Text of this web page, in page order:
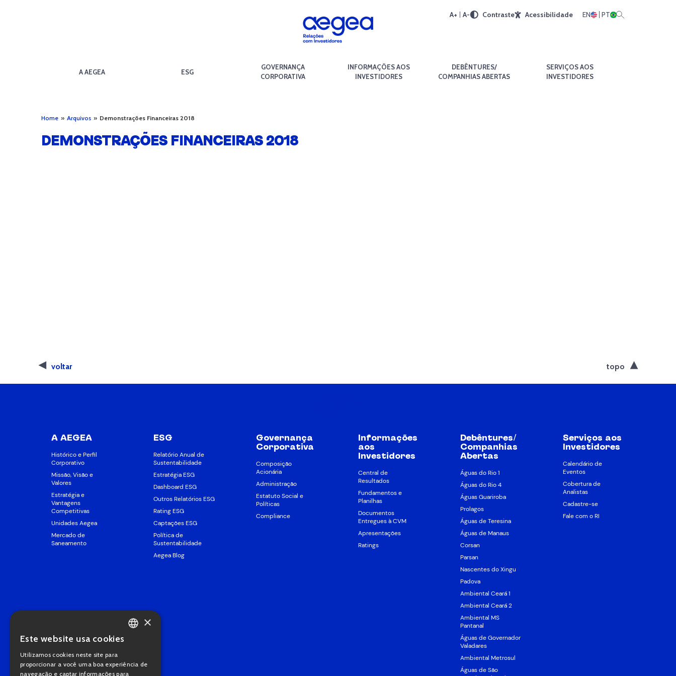
A+ A- Contraste Acessibilidade EN PT
A AEGEA ESG
GOVERNANÇA
CORPORATIVA
INFORMAÇÕES AOS
INVESTIDORES
DEBÊNTURES/
COMPANHIAS ABERTAS
SERVIÇOS AOS
INVESTIDORES
Home » Arquivos » Demonstrações Financeiras 2018
DEMONSTRAÇÕES FINANCEIRAS 2018
voltar topo
A AEGEA
Histórico e Perfil
Corporativo
Missão, Visão e
Valores
Estratégia e
Vantagens
Competitivas
Unidades Aegea
Mercado de
Saneamento
ESG
Relatório Anual de
Sustentabilidade
Estratégia ESG
Dashboard ESG
Outros Relatórios ESG
Rating ESG
Captações ESG
Política de
Sustentabilidade
Aegea Blog
Governança
Corporativa
Composição
Acionária
Administração
Estatuto Social e
Políticas
Compliance
Informações
aos
Investidores
Central de
Resultados
Fundamentos e
Planilhas
Documentos
Entregues à CVM
Apresentações
Ratings
Debêntures/
Companhias
Abertas
Águas do Rio 1
Águas do Rio 4
Águas Guariroba
Prolagos
Águas de Teresina
Águas de Manaus
Corsan
Parsan
Nascentes do Xingu
Padova
Ambiental Ceará 1
Ambiental Ceará 2
Ambiental MS
Pantanal
Águas de Governador
Valadares
Ambiental Metrosul
Águas de São
Serviços aos
Investidores
Calendário de
Eventos
Cobertura de
Analistas
Cadastre-se
Fale com o RI
PORTUGUESE
×
Este website usa cookies
Utilizamos cookies neste site para
proporcionar a você uma boa experiência de
navegação e captar informações para